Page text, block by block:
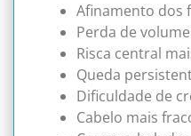
Afinamento dos
Perda de volume
Risca central
Queda
Dificuldade de
Cabelo mais